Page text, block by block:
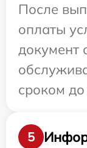
После
оплаты
документ
сроком до
5